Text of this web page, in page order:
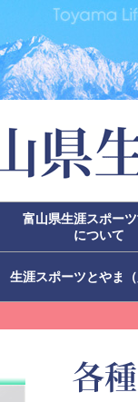
富山県生涯スポー
について
生涯スポーツとやま